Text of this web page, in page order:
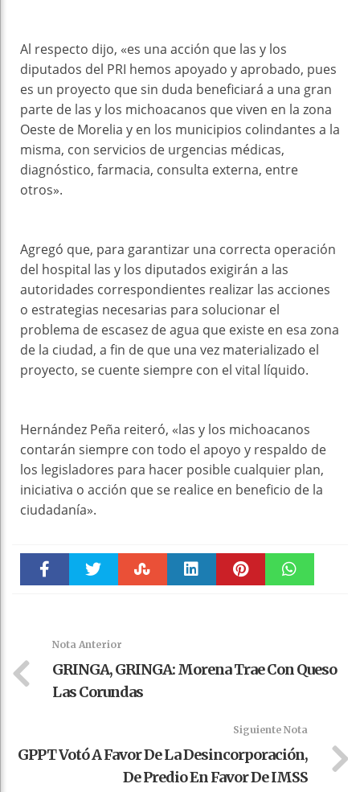
Al respecto dijo, «es una acción que las y los
diputados del PRI hemos apoyado y aprobado, pues
es un proyecto que sin duda beneficiará a una gran
parte de las y los michoacanos que viven en la zona
Oeste de Morelia y en los municipios colindantes a la
misma, con servicios de urgencias médicas,
diagnóstico, farmacia, consulta externa, entre
otros».
Agregó que, para garantizar una correcta operación
del hospital las y los diputados exigirán a las
autoridades correspondientes realizar las acciones
o estrategias necesarias para solucionar el
problema de escasez de agua que existe en esa zona
de la ciudad, a fin de que una vez materializado el
proyecto, se cuente siempre con el vital líquido.
Hernández Peña reiteró, «las y los michoacanos
contarán siempre con todo el apoyo y respaldo de
los legisladores para hacer posible cualquier plan,
iniciativa o acción que se realice en beneficio de la
ciudadanía».
Nota Anterior
GRINGA, GRINGA: Morena Trae Con Queso
Las Corundas
Siguiente Nota
GPPT Votó A Favor De La Desincorporación,
De Predio En Favor De IMSS